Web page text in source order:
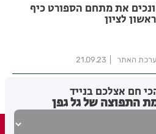
את מתחם הספורט כיף
לציון
האתר 21.09.23
חם אצלכם בנייד
התפוצה של גל גפן